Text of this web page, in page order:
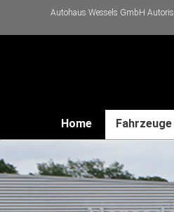
Terminvereinbarung
Autohaus Wessels GmbH
Home Fahrzeuge